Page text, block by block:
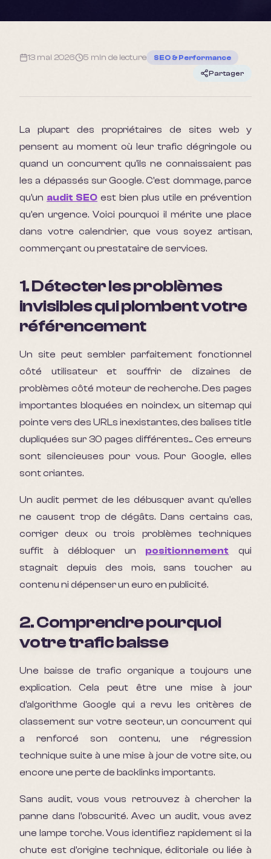
13 mai 2026 5 min de lecture
SEO & Performance
Partager
La plupart des propriétaires de sites web y
pensent au moment où leur trafic dégringole ou
quand un concurrent qu'ils ne connaissaient pas
les a dépassés sur Google. C'est dommage, parce
qu'un audit SEO est bien plus utile en prévention
qu'en urgence. Voici pourquoi il mérite une place
dans votre calendrier, que vous soyez artisan,
commerçant ou prestataire de services.
1. Détecter les problèmes
invisibles qui plombent votre
référencement
Un site peut sembler parfaitement fonctionnel
côté utilisateur et souffrir de dizaines de
problèmes côté moteur de recherche. Des pages
importantes bloquées en noindex, un sitemap qui
pointe vers des URLs inexistantes, des balises title
dupliquées sur 30 pages différentes... Ces erreurs
sont silencieuses pour vous. Pour Google, elles
sont criantes.
Un audit permet de les débusquer avant qu'elles
ne causent trop de dégâts. Dans certains cas,
corriger deux ou trois problèmes techniques
suffit à débloquer un positionnement qui
stagnait depuis des mois, sans toucher au
contenu ni dépenser un euro en publicité.
2. Comprendre pourquoi
votre trafic baisse
Une baisse de trafic organique a toujours une
explication. Cela peut être une mise à jour
d'algorithme Google qui a revu les critères de
classement sur votre secteur, un concurrent qui
a renforcé son contenu, une régression
technique suite à une mise à jour de votre site, ou
encore une perte de backlinks importants.
Sans audit, vous vous retrouvez à chercher la
panne dans l'obscurité. Avec un audit, vous avez
une lampe torche. Vous identifiez rapidement si la
chute est d'origine technique, éditoriale ou liée à